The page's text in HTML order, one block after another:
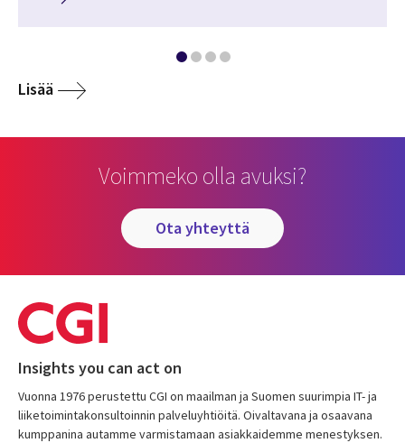
Lisää
Voimmeko olla avuksi?
ota yhteyttä
Insights you can act on
Vuonna 1976 perustettu CGI on maailman ja Suomen suurimpia IT- ja
liiketoimintakonsultoinnin palveluyhtiöitä. Oivaltavana ja osaavana
kumppanina autamme varmistamaan asiakkaidemme menestyksen.